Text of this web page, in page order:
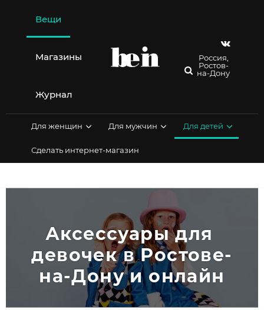
содержимому
Вещи
Магазины
Журнал
Россия,
Ростов-
на-Дону
Для женщин Для мужчин Для детей
Сделать интернет-магазин
Аксессуары для
девочек в Ростове-
на-Дону и онлайн